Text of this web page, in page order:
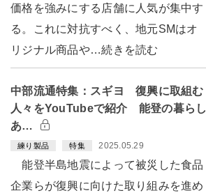
価格を強みにする店舗に人気が集中す
る。これに対抗すべく、地元SMはオ
リジナル商品や…続きを読む
中部流通特集：スギヨ 復興に取組む
人々をYouTubeで紹介 能登の暮らし
あ…
練り製品 特集 2025.05.29
能登半島地震によって被災した食品
企業らが復興に向けた取り組みを進め